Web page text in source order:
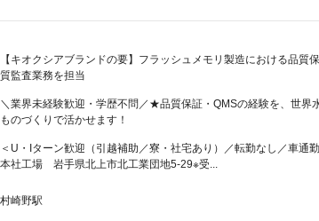
【キオクシアブランドの要】フラッシュメモリ製造における品質
質監査業務を担当
＼業界未経験歓迎・学歴不問／★品質保証・QMSの経験を、世界
ものづくりで活かせます！
＜U・Iターン歓迎（引越補助／寮・社宅あり）／転勤なし／車通
本社工場 岩手県北上市北工業団地5-29※受...
村崎野駅